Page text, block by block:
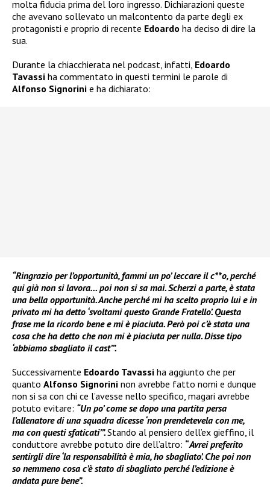
molta fiducia prima del loro ingresso. Dichiarazioni queste
che avevano sollevato un malcontento da parte degli ex
protagonisti e proprio di recente Edoardo ha deciso di dire la
sua.
Durante la chiacchierata nel podcast, infatti, Edoardo
Tavassi ha commentato in questi termini le parole di
Alfonso Signorini e ha dichiarato:
“Ringrazio per l’opportunità, fammi un po’ leccare il c**o, perché
qui già non si lavora… poi non si sa mai. Scherzi a parte, è stata
una bella opportunità. Anche perché mi ha scelto proprio lui e in
privato mi ha detto ‘svoltami questo Grande Fratello’. Questa
frase me la ricordo bene e mi è piaciuta. Però poi c’è stata una
cosa che ha detto che non mi è piaciuta per nulla. Disse tipo
‘abbiamo sbagliato il cast’”.
Successivamente Edoardo Tavassi ha aggiunto che per
quanto Alfonso Signorini non avrebbe fatto nomi e dunque
non si sa con chi ce l’avesse nello specifico, magari avrebbe
potuto evitare: “Un po’ come se dopo una partita persa
l’allenatore di una squadra dicesse ‘non prendetevela con me,
ma con questi sfaticati’”.Stando al pensiero dell’ex gieffino, il
conduttore avrebbe potuto dire dell’altro: “Avrei preferito
sentirgli dire ‘la responsabilità è mia, ho sbagliato’. Che poi non
so nemmeno cosa c’è stato di sbagliato perché l’edizione è
andata pure bene”.